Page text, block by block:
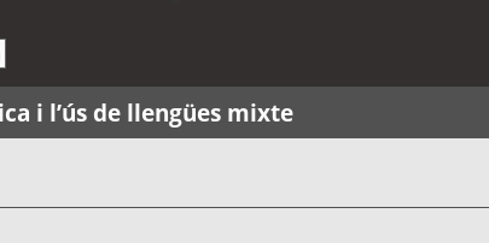
i l’ús de llengües mixte